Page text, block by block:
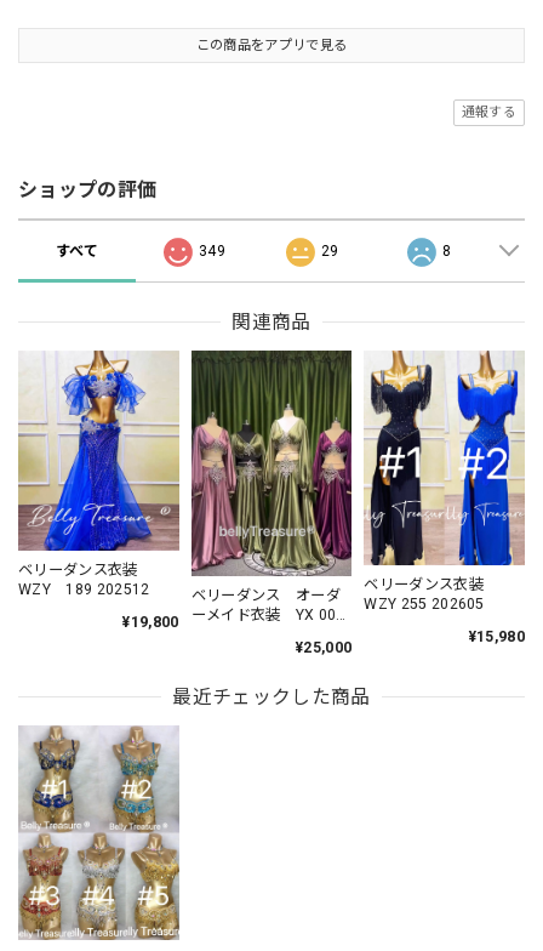
この商品をアプリで見る
通報する
ショップの評価
すべて 349 29 8
関連商品
ベリーダンス衣装
WZY 189 202512
¥19,800
ベリーダンス オーダ
ーメイド衣装 YX 001
¥25,000
ベリーダンス衣装
WZY 255 202605
¥15,980
最近チェックした商品